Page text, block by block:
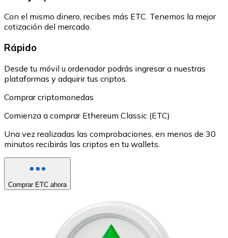
Con el mismo dinero, recibes más ETC. Tenemos la mejor
cotización del mercado.
Rápido
Desde tu móvil u ordenador podrás ingresar a nuestras
plataformas y adquirir tus criptos.
Comprar criptomonedas
Comienza a comprar Ethereum Classic (ETC)
Una vez realizadas las comprobaciones, en menos de 30
minutos recibirás las criptos en tu wallets.
Comprar ETC ahora